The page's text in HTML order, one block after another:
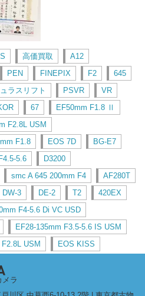
高価買取
A12
PEN FINEPIX F2
645
ラスリフト PSVR
VR
67
EF50mm F1.8 Ⅱ
F2.8L USM
F1.8 EOS 7D
BG-E7
5.6
D3200
smc A 645 200mm F4
AF280T
DW-3 DE-2 T2
420EX
F4-5.6 Di VC USD
EF28-135mm F3.5-5.6 IS USM
USM EOS KISS
ラ